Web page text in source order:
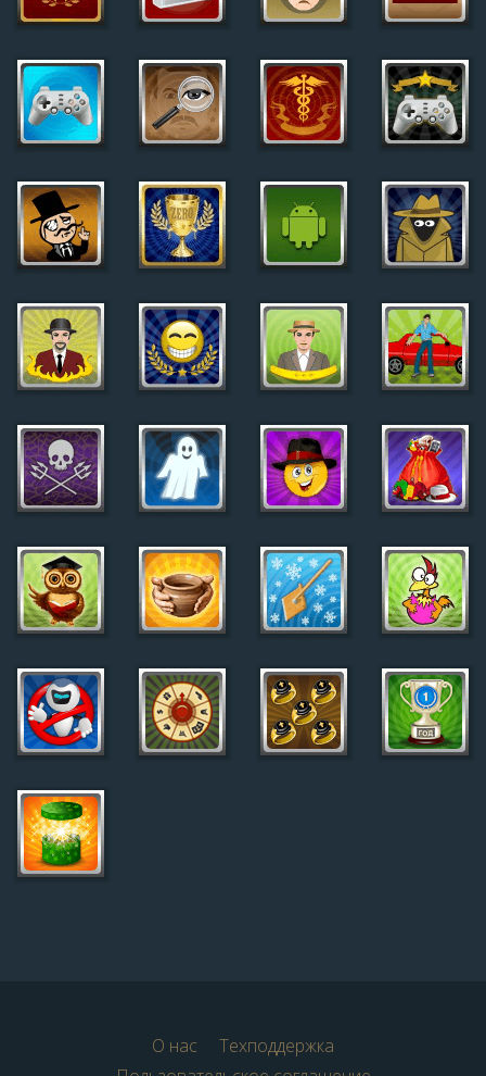
О нас
Техподдержка